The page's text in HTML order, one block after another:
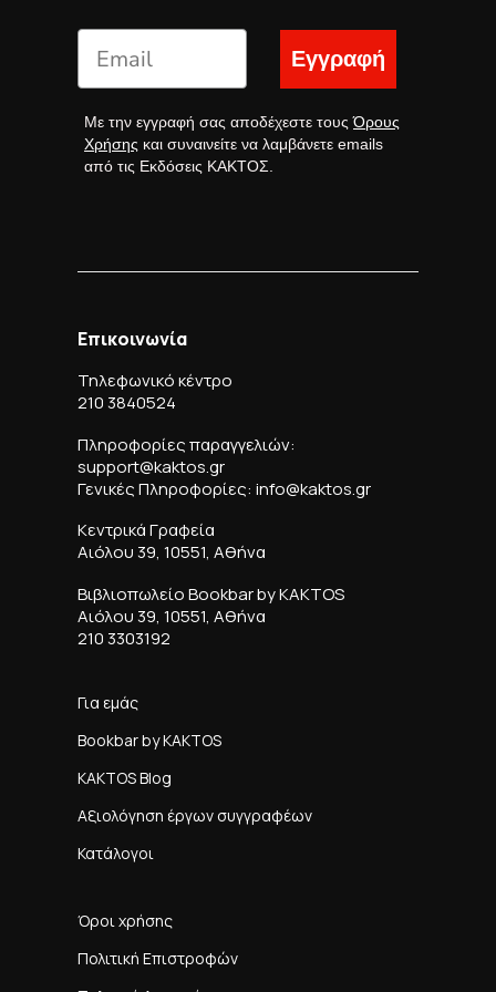
Εγγραφή
Με την εγγραφή σας αποδέχεστε τουςΌρους
Χρήσης και συναινείτε να λαμβάνετε emails
από τις Εκδόσεις ΚΑΚΤΟΣ.
Επικοινωνία
Τηλεφωνικό κέντρο
210 3840524
Πληροφορίες παραγγελιών:
support@kaktos.gr
Γενικές Πληροφορίες: info@kaktos.gr
Κεντρικά Γραφεία
Αιόλου 39, 10551, Αθήνα
Βιβλιοπωλείο Bookbar by KAKTOS
Αιόλου 39, 10551, Αθήνα
210 3303192
Για εμάς
Bookbar by KAKTOS
KAKTOS Blog
Αξιολόγηση έργων συγγραφέων
Κατάλογοι
Όροι χρήσης
Πολιτική Επιστροφών